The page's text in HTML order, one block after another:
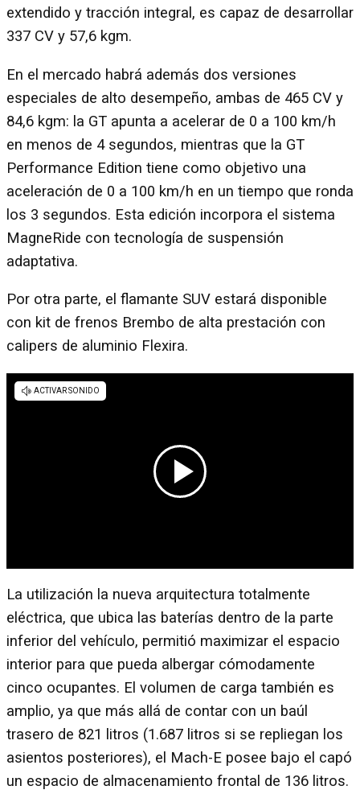
extendido y tracción integral, es capaz de desarrollar
337 CV y 57,6 kgm.
En el mercado habrá además dos versiones
especiales de alto desempeño, ambas de 465 CV y
84,6 kgm: la GT apunta a acelerar de 0 a 100 km/h
en menos de 4 segundos, mientras que la GT
Performance Edition tiene como objetivo una
aceleración de 0 a 100 km/h en un tiempo que ronda
los 3 segundos. Esta edición incorpora el sistema
MagneRide con tecnología de suspensión
adaptativa.
Por otra parte, el flamante SUV estará disponible
con kit de frenos Brembo de alta prestación con
calipers de aluminio Flexira.
La utilización la nueva arquitectura totalmente
eléctrica, que ubica las baterías dentro de la parte
inferior del vehículo, permitió maximizar el espacio
interior para que pueda albergar cómodamente
cinco ocupantes. El volumen de carga también es
amplio, ya que más allá de contar con un baúl
trasero de 821 litros (1.687 litros si se repliegan los
asientos posteriores), el Mach-E posee bajo el capó
un espacio de almacenamiento frontal de 136 litros.